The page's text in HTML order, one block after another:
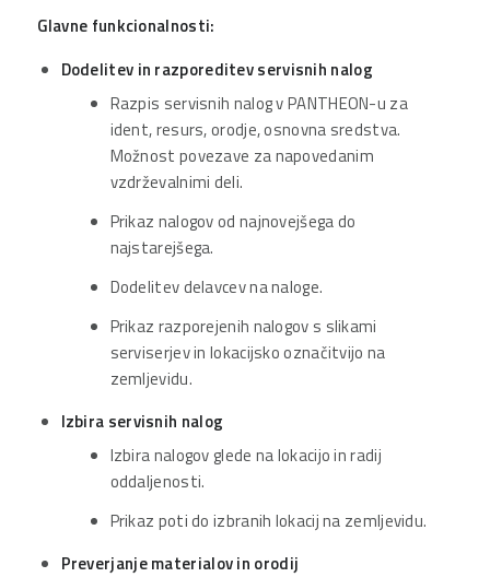
Glavne funkcionalnosti:
Dodelitev in razporeditev servisnih nalog
Razpis servisnih nalog v PANTHEON-u za
ident, resurs, orodje, osnovna sredstva.
Možnost povezave za napovedanim
vzdrževalnimi deli.
Prikaz nalogov od najnovejšega do
najstarejšega.
Dodelitev delavcev na naloge.
Prikaz razporejenih nalogov s slikami
serviserjev in lokacijsko označitvijo na
zemljevidu.
Izbira servisnih nalog
Izbira nalogov glede na lokacijo in radij
oddaljenosti.
Prikaz poti do izbranih lokacij na zemljevidu.
Preverjanje materialov in orodij